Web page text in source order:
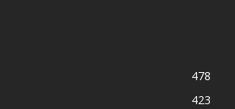
478
423